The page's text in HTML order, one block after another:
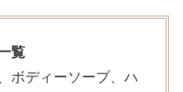
覧
ボディーソープ、ハ